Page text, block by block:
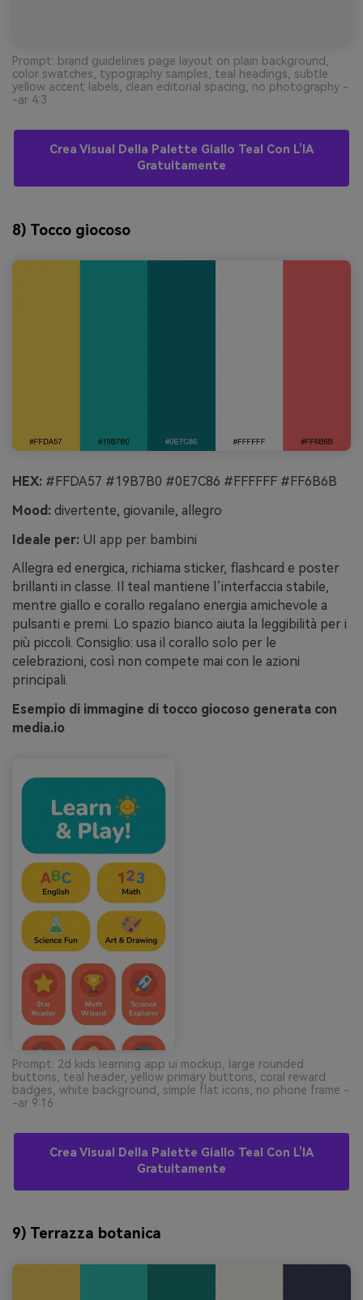
Prompt: brand guidelines page layout on plain background,
color swatches, typography samples, teal headings, subtle
yellow accent labels, clean editorial spacing, no photography -
-ar 4:3
Crea Visual Della Palette Giallo Teal Con L’IA
Gratuitamente
8) Tocco giocoso
HEX: #FFDA57 #19B7B0 #0E7C86 #FFFFFF #FF6B6B
Mood: divertente, giovanile, allegro
Ideale per: UI app per bambini
Allegra ed energica, richiama sticker, flashcard e poster
brillanti in classe. Il teal mantiene l’interfaccia stabile,
mentre giallo e corallo regalano energia amichevole a
pulsanti e premi. Lo spazio bianco aiuta la leggibilità per i
più piccoli. Consiglio: usa il corallo solo per le
celebrazioni, così non compete mai con le azioni
principali.
Esempio di immagine di tocco giocoso generata con
media.io
Prompt: 2d kids learning app ui mockup, large rounded
buttons, teal header, yellow primary buttons, coral reward
badges, white background, simple flat icons, no phone frame -
-ar 9:16
Crea Visual Della Palette Giallo Teal Con L’IA
Gratuitamente
9) Terrazza botanica